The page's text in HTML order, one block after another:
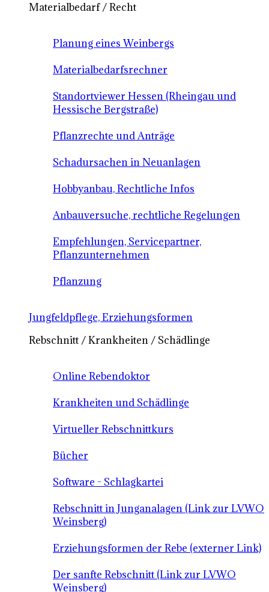
Materialbedarf / Recht
Planung eines Weinbergs
Materialbedarfsrechner
Standortviewer Hessen (Rheingau und
Hessische Bergstraße)
Pflanzrechte und Anträge
Schadursachen in Neuanlagen
Hobbyanbau, Rechtliche Infos
Anbauversuche, rechtliche Regelungen
Empfehlungen, Servicepartner,
Pflanzunternehmen
Pflanzung
Jungfeldpflege, Erziehungsformen
Rebschnitt / Krankheiten / Schädlinge
Online Rebendoktor
Krankheiten und Schädlinge
Virtueller Rebschnittkurs
Bücher
Software - Schlagkartei
Rebschnitt in Junganalagen (Link zur LVWO
Weinsberg)
Erziehungsformen der Rebe (externer Link)
Der sanfte Rebschnitt (Link zur LVWO
Weinsberg)